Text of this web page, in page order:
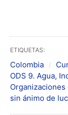
ETIQUETAS:
Colombia
ODS 9. Agua,
sin ánimo de